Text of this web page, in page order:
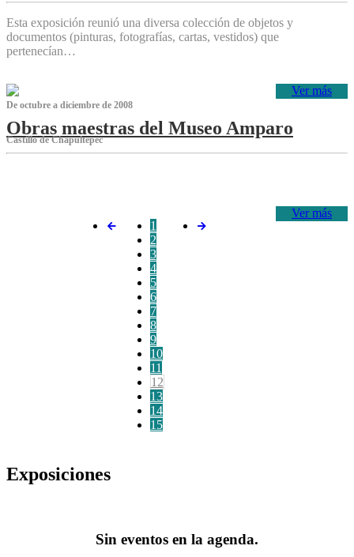
Esta exposición reunió una diversa colección de objetos y
documentos (pinturas, fotografías, cartas, vestidos) que
pertenecían…
Ver más
De octubre a diciembre de 2008
Obras maestras del Museo Amparo
Castillo de Chapultepec
Ver más
1
2
3
4
5
6
7
8
9
10
11
12
13
14
15
Exposiciones
Sin eventos en la agenda.